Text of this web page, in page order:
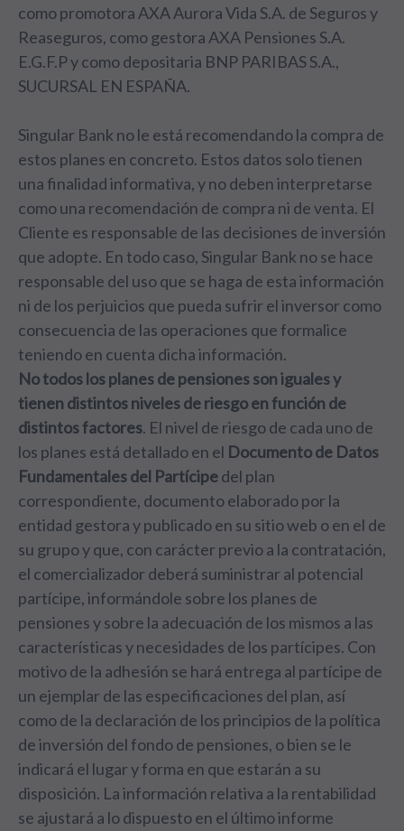
como promotora AXA Aurora Vida S.A. de Seguros y
Reaseguros, como gestora AXA Pensiones S.A.
E.G.F.P y como depositaria BNP PARIBAS S.A.,
SUCURSAL EN ESPAÑA.
Singular Bank no le está recomendando la compra de
estos planes en concreto. Estos datos solo tienen
una finalidad informativa, y no deben interpretarse
como una recomendación de compra ni de venta. El
Cliente es responsable de las decisiones de inversión
que adopte. En todo caso, Singular Bank no se hace
responsable del uso que se haga de esta información
ni de los perjuicios que pueda sufrir el inversor como
consecuencia de las operaciones que formalice
teniendo en cuenta dicha información.
No todos los planes de pensiones son iguales y
tienen distintos niveles de riesgo en función de
distintos factores. El nivel de riesgo de cada uno de
los planes está detallado en el Documento de Datos
Fundamentales del Partícipedel plan
correspondiente, documento elaborado por la
entidad gestora y publicado en su sitio web o en el de
su grupo y que, con carácter previo a la contratación,
el comercializador deberá suministrar al potencial
partícipe, informándole sobre los planes de
pensiones y sobre la adecuación de los mismos a las
características y necesidades de los partícipes. Con
motivo de la adhesión se hará entrega al partícipe de
un ejemplar de las especificaciones del plan, así
como de la declaración de los principios de la política
de inversión del fondo de pensiones, o bien se le
indicará el lugar y forma en que estarán a su
disposición. La información relativa a la rentabilidad
se ajustará a lo dispuesto en el último informe